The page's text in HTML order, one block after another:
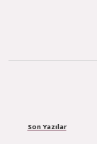
Son Yazılar